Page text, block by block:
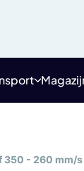
350 - 260 mm/s